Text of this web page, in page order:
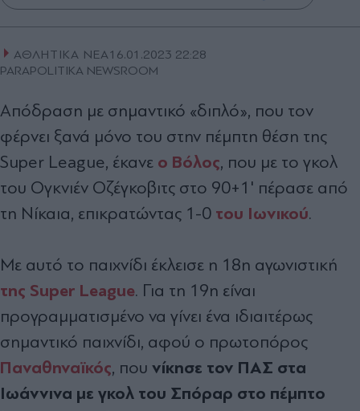
ΑΘΛΗΤΙΚΑ ΝΕΑ16.01.2023 22:28
PARAPOLITIKA NEWSROOM
Απόδραση με σημαντικό «διπλό», που τον
φέρνει ξανά μόνο του στην πέμπτη θέση της
Super League, έκανε ο Βόλος, που με το γκολ
του Ογκνιέν Οζέγκοβιτς στο 90+1' πέρασε από
τη Νίκαια, επικρατώντας 1-0 του Ιωνικού.
Με αυτό το παιχνίδι έκλεισε η 18η αγωνιστική
της Super League. Για τη 19η είναι
προγραμματισμένο να γίνει ένα ιδιαιτέρως
σημαντικό παιχνίδι, αφού ο πρωτοπόρος
Παναθηναϊκός, που νίκησε τον ΠΑΣ στα
Ιωάννινα με γκολ του Σπόραρ στο πέμπτο